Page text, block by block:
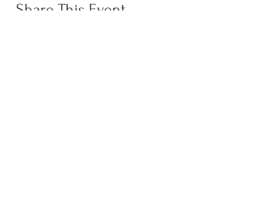
Share This Event